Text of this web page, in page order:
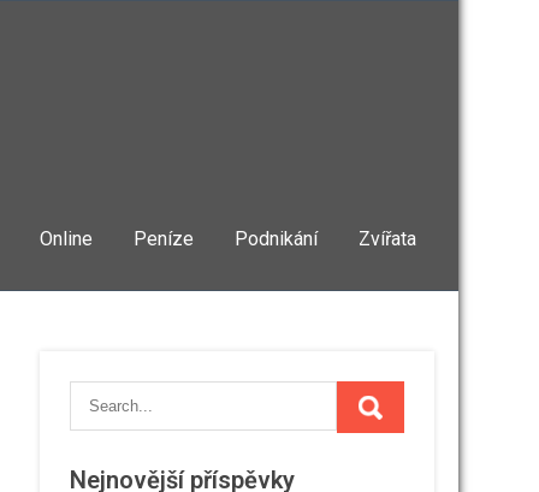
Online Peníze Podnikání Zvířata
Nejnovější příspěvky